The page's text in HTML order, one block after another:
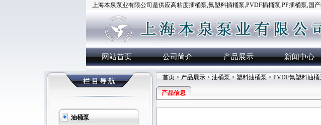
上海本泉泵业有限公司是供应高粘度插桶泵,氟塑料插桶泵,PVDF插桶泵,PP插桶泵,国产
网站首页 公司简介 产品展示 新闻中心
油桶泵
首页> 产品展示> 油桶泵 > 塑料油桶泵 > PVDF氟塑料油桶
产品信息